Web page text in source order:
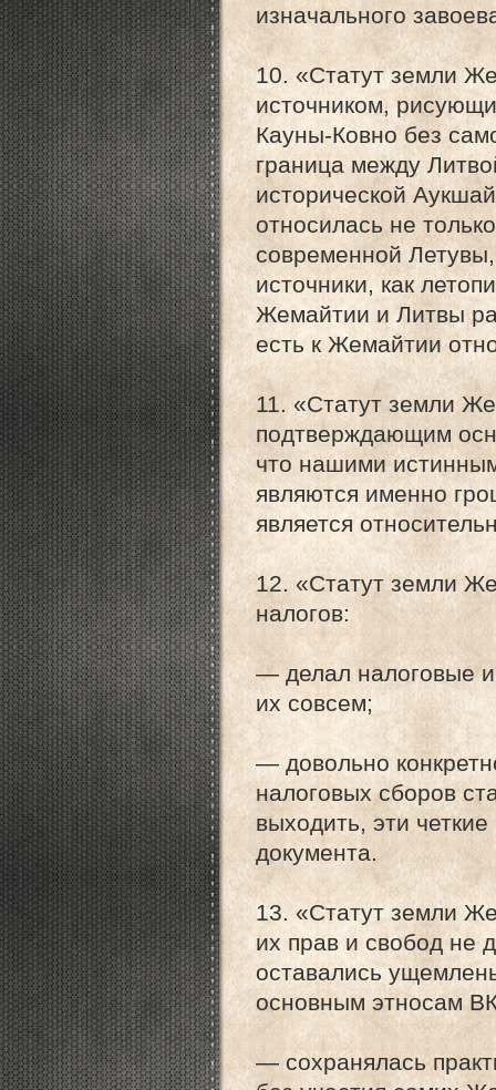
изначального
10. «Статут земли
источником,
Кауны-Ковно без
граница между
исторической
относилась не
современной
источники, как
Жемайтии и Литвы
есть к Жемайтии
11. «Статут земли
подтверждающим
что нашими
являются именно
является
12. «Статут земли
налогов:
— делал налоговые
их совсем;
— довольно
налоговых сборов
выходить, эти
документа.
13. «Статут земли
их прав и свобод не
оставались
основным этносам
— сохранялась